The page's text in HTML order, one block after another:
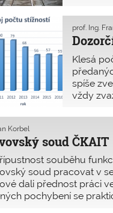
rady,
prof. Ing.
Klesá
spíše
vždy
soud ČKAIT
Korbel
souběhu
soud pracovat v
dali přednost práci
pochybení se